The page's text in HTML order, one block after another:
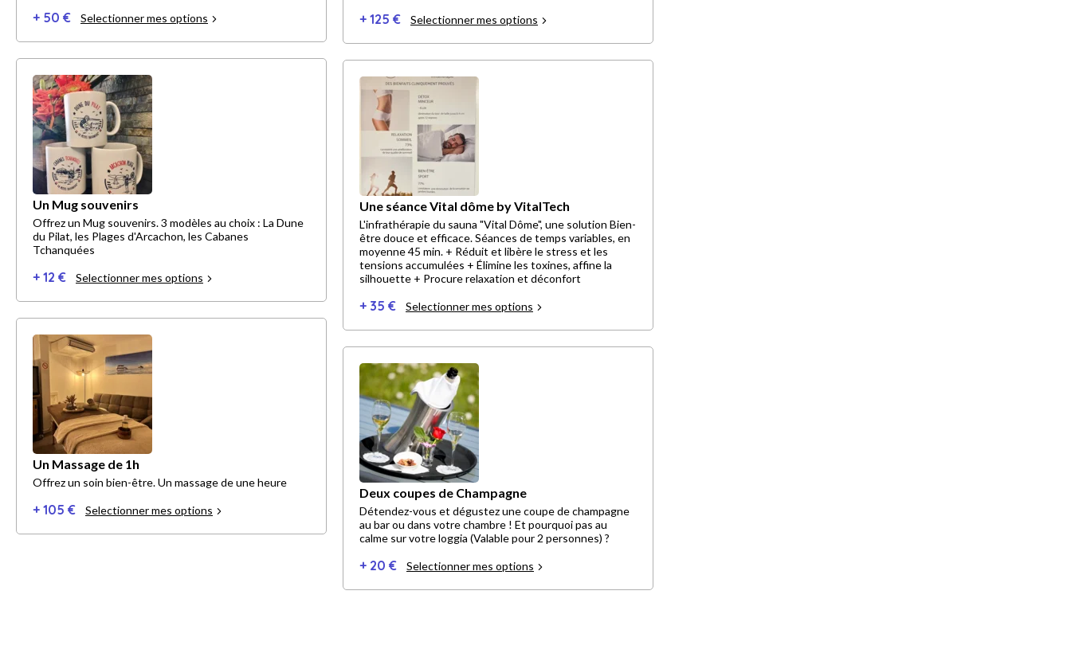
+ 50 € Selectionner mes options
Un Mug souvenirs
Offrez un Mug souvenirs. 3 modèles au choix : La Dune
du Pilat, les Plages d'Arcachon, les Cabanes
Tchanquées
+ 12 € Selectionner mes options
Un Massage de 1h
Offrez un soin bien-être. Un massage de une heure
+ 105 € Selectionner mes options
+ 125 € Selectionner mes options
Une séance Vital dôme by VitalTech
L'infrathérapie du sauna "Vital Dôme", une solution Bien-
être douce et efficace. Séances de temps variables, en
moyenne 45 min. + Réduit et libère le stress et les
tensions accumulées + Élimine les toxines, affine la
silhouette + Procure relaxation et déconfort
+ 35 € Selectionner mes options
Deux coupes de Champagne
Détendez-vous et dégustez une coupe de champagne
au bar ou dans votre chambre ! Et pourquoi pas au
calme sur votre loggia (Valable pour 2 personnes) ?
+ 20 € Selectionner mes options